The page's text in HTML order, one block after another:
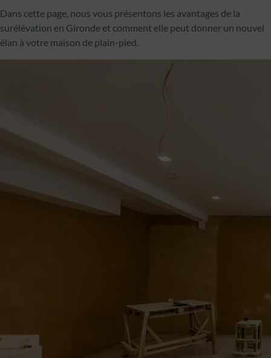
Dans cette page, nous vous présentons les avantages de la
surélévation en Gironde et comment elle peut donner un nouvel
élan à votre maison de plain-pied.